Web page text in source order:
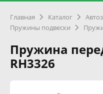
Главная Каталог
Пружины подвески
Пружина
RH3326